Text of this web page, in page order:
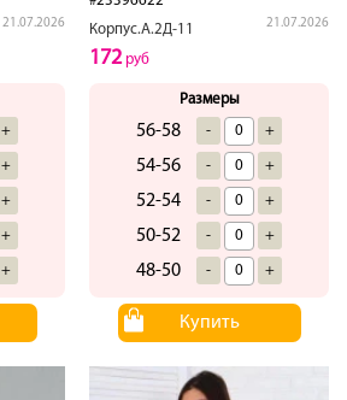
21.07.2026
+
+
+
+
+
Корпус.А.2Д-11
21.07.2026
172руб
Размеры
56-58 - +
54-56 - +
52-54 - +
50-52 - +
48-50 - +
Купить